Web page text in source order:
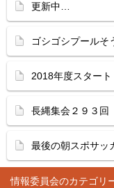
情報委員会
更新中…
ゴシゴシプール
2018年度スタート
長縄集会２９３回
最後の朝スポサッ